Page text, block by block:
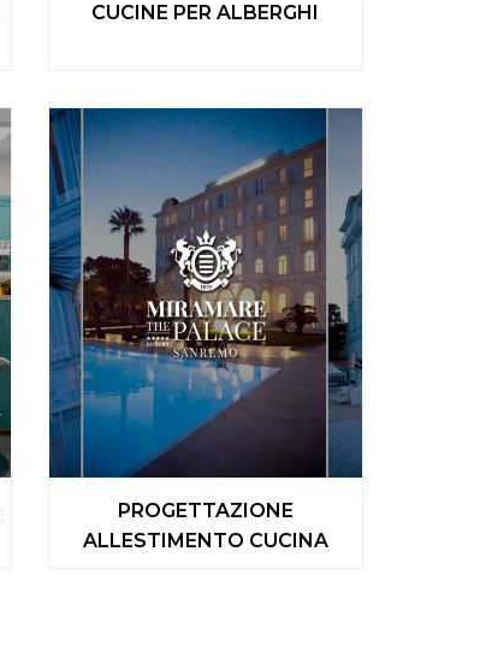
CUCINE PER ALBERGHI
PROGETTAZIONE
ALLESTIMENTO CUCINA